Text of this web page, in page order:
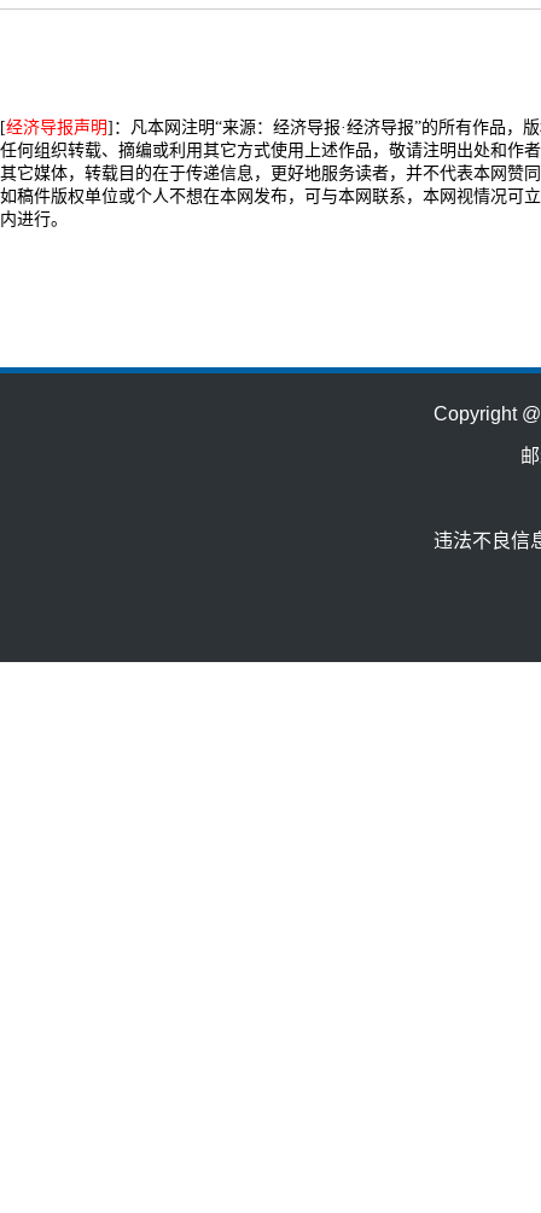
[经济导报声明]：凡本网注明“来源：经济导报·经济导报”的所有作品，
任何组织转载、摘编或利用其它方式使用上述作品，敬请注明出处和作
其它媒体，转载目的在于传递信息，更好地服务读者，并不代表本网赞
如稿件版权单位或个人不想在本网发布，可与本网联系，本网视情况可
内进行。
Copyright
违法不良信